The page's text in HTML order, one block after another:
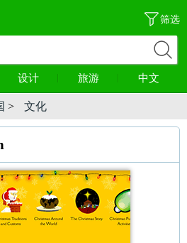
筛选
设计 旅游 中文
> 文化